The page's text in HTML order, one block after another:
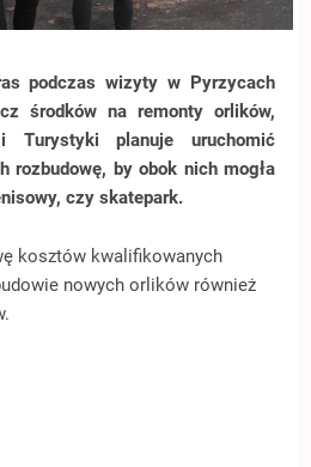
podczas wizyty w Pyrzycach
środków na remonty orlików,
Turystyki planuje uruchomić
rozbudowę, by obok nich mogła
czy skatepark.
kosztów kwalifikowanych
nowych orlików również